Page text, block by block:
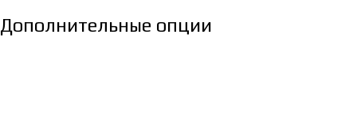
Дополнительные опции